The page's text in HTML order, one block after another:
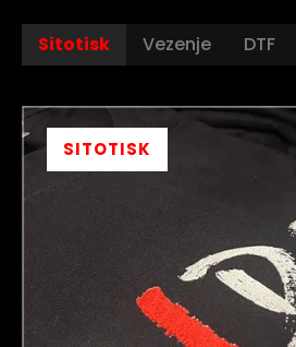
Sitotisk Vezenje DTF
SITOTISK